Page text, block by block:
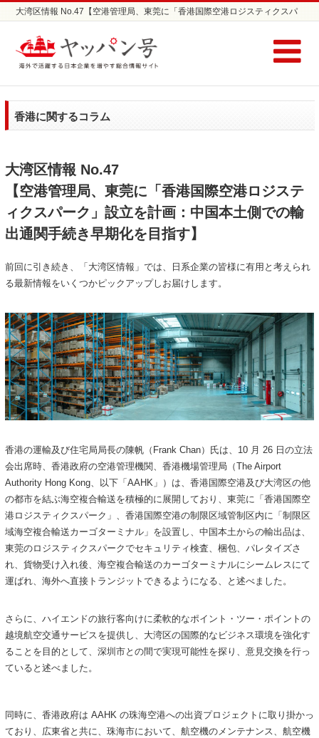
大湾区情報 No.47【空港管理局、東莞に「香港国際空港ロジスティクスパ
本企業の海外進出支援サイト ヤッパン号
香港に関するコラム
大湾区情報 No.47
【空港管理局、東莞に「香港国際空港ロジステ
ィクスパーク」設立を計画：中国本土側での輸
出通関手続き早期化を目指す】
前回に引き続き、「大湾区情報」では、日系企業の皆様に有用と考えられ
る最新情報をいくつかピックアップしお届けします。
香港の運輸及び住宅局局長の陳帆（Frank Chan）氏は、10 月 26 日の立法
会出席時、香港政府の空港管理機関、香港機場管理局（The Airport
Authority Hong Kong、以下「AAHK」）は、香港国際空港及び大湾区の他
の都市を結ぶ海空複合輸送を積極的に展開しており、東莞に「香港国際空
港ロジスティクスパーク」、香港国際空港の制限区域管制区内に「制限区
域海空複合輸送カーゴターミナル」を設置し、中国本土からの輸出品は、
東莞のロジスティクスパークでセキュリティ検査、梱包、パレタイズさ
れ、貨物受け入れ後、海空複合輸送のカーゴターミナルにシームレスにて
運ばれ、海外へ直接トランジットできるようになる、と述べました。
さらに、ハイエンドの旅行客向けに柔軟的なポイント・ツー・ポイントの
越境航空交通サービスを提供し、大湾区の国際的なビジネス環境を強化す
ることを目的として、深圳市との間で実現可能性を探り、意見交換を行っ
ていると述べました。
同時に、香港政府は AAHK の珠海空港への出資プロジェクトに取り掛かっ
ており、広東省と共に、珠海市において、航空機のメンテナンス、航空機